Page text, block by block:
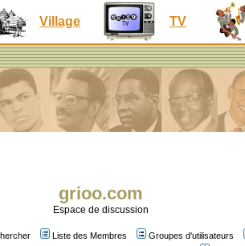
Village TV
grioo.com
Espace de discussion
Liste des Membres Groupes d'utilisateurs